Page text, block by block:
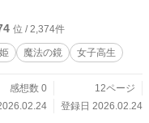
位 / 2,374件
魔法の鏡 女子高生
感想数 0
12ページ
登録日 2026.02.24